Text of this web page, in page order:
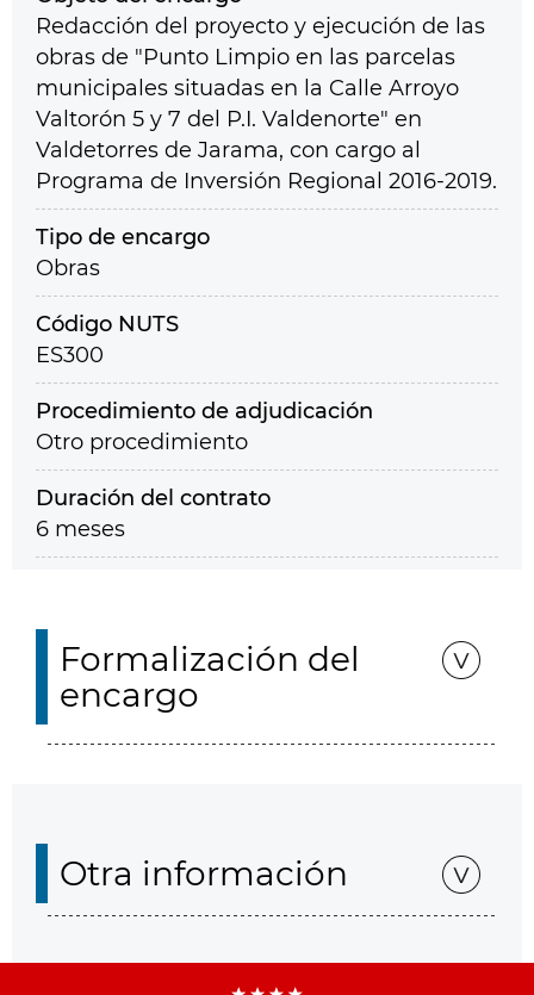
Redacción del proyecto y ejecución de las
obras de "Punto Limpio en las parcelas
municipales situadas en la Calle Arroyo
Valtorón 5 y 7 del P.I. Valdenorte" en
Valdetorres de Jarama, con cargo al
Programa de Inversión Regional 2016-2019.
Tipo de encargo
Obras
Código NUTS
ES300
Procedimiento de adjudicación
Otro procedimiento
Duración del contrato
6 meses
Formalización del
encargo
Otra información